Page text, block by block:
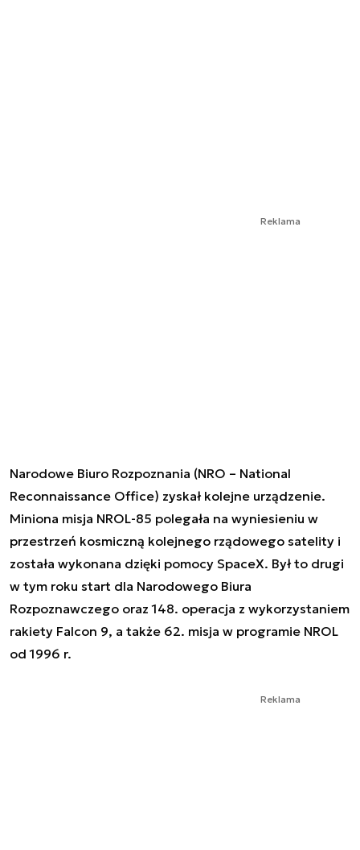
Reklama
Narodowe Biuro Rozpoznania (NRO – National
Reconnaissance Office) zyskał kolejne urządzenie.
Miniona misja NROL-85 polegała na wyniesieniu w
przestrzeń kosmiczną kolejnego rządowego satelity i
została wykonana dzięki pomocy SpaceX. Był to drugi
w tym roku start dla Narodowego Biura
Rozpoznawczego oraz 148. operacja z wykorzystaniem
rakiety Falcon 9, a także 62. misja w programie NROL
od 1996 r.
Reklama